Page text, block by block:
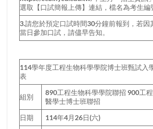
選取【口試簡報上傳】連結，檔名為考生編
3.請您於預定口試時間30分鐘前報到，若因
當日參加口試，請儘早告知。
114學年度工程生物科學學院博士班甄試入
表
組別
890工程生物科學學院聯招 900工
醫學士博士班聯招
日期
114年4月26日(六)